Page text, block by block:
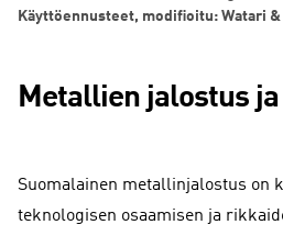
Käyttöennusteet, modifioitu: Watari &
Metallien jalostus
Suomalainen metallinjalostus on
teknologisen osaamisen ja